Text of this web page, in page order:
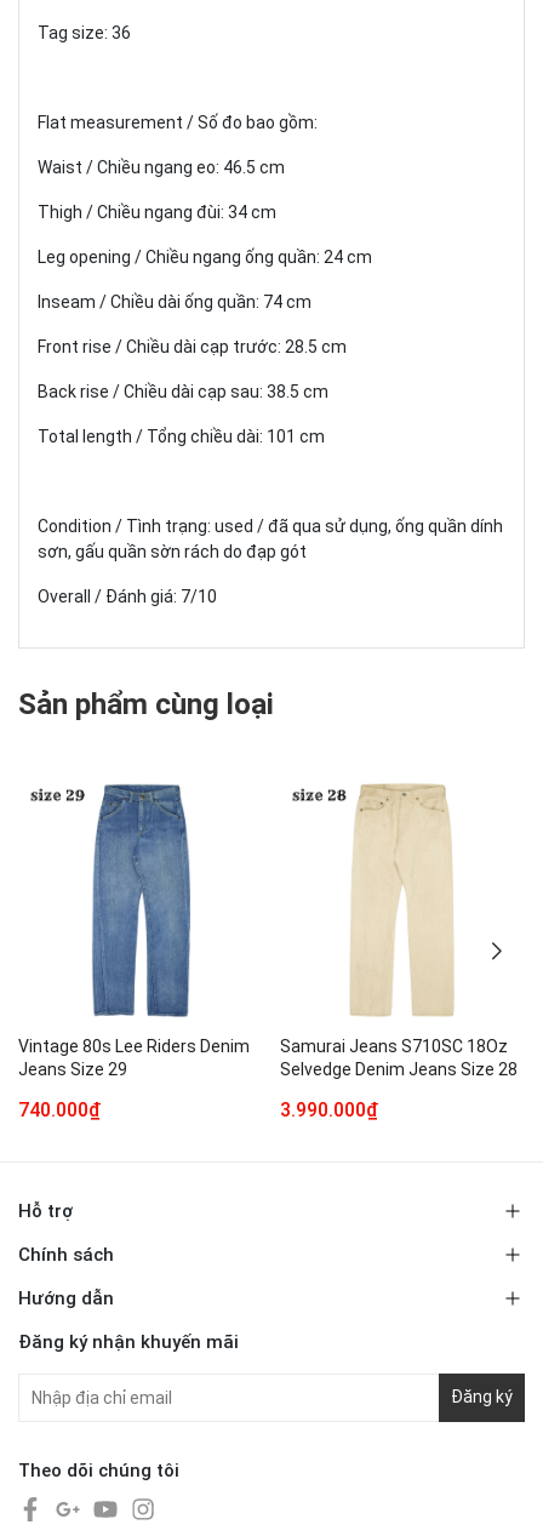
Tag size: 36
Flat measurement / Số đo bao gồm:
Waist / Chiều ngang eo: 46.5 cm
Thigh / Chiều ngang đùi: 34 cm
Leg opening / Chiều ngang ống quần: 24 cm
Inseam / Chiều dài ống quần: 74 cm
Front rise / Chiều dài cạp trước: 28.5 cm
Back rise / Chiều dài cạp sau: 38.5 cm
Total length / Tổng chiều dài: 101 cm
Condition / Tình trạng: used / đã qua sử dụng, ống quần dính
sơn, gấu quần sờn rách do đạp gót
Overall / Đánh giá: 7/10
Sản phẩm cùng loại
Vintage 80s Lee Riders Denim
Jeans Size 29
740.000₫
Samurai Jeans S710SC 18Oz
Selvedge Denim Jeans Size 28
3.990.000₫
Hỗ trợ
Chính sách
Hướng dẫn
Đăng ký nhận khuyến mãi
Đăng ký
Theo dõi chúng tôi